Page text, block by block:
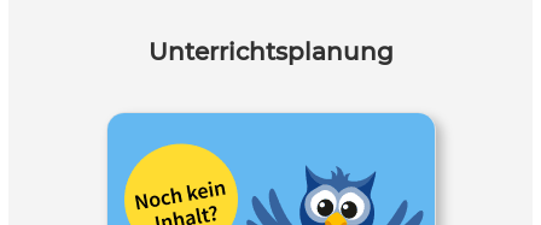
Unterrichtsplanung